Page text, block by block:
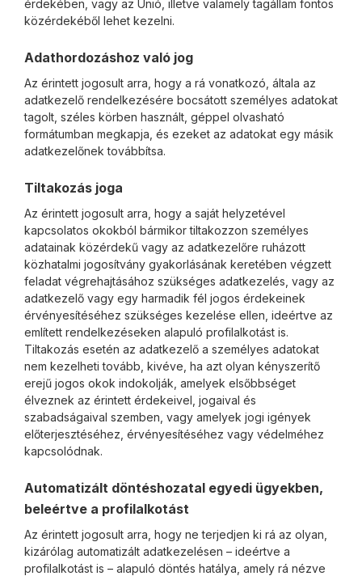
érdekében, vagy az Unió, illetve valamely tagállam fontos
közérdekéből lehet kezelni.
Adathordozáshoz való jog
Az érintett jogosult arra, hogy a rá vonatkozó, általa az
adatkezelő rendelkezésére bocsátott személyes adatokat
tagolt, széles körben használt, géppel olvasható
formátumban megkapja, és ezeket az adatokat egy másik
adatkezelőnek továbbítsa.
Tiltakozás joga
Az érintett jogosult arra, hogy a saját helyzetével
kapcsolatos okokból bármikor tiltakozzon személyes
adatainak közérdekű vagy az adatkezelőre ruházott
közhatalmi jogosítvány gyakorlásának keretében végzett
feladat végrehajtásához szükséges adatkezelés, vagy az
adatkezelő vagy egy harmadik fél jogos érdekeinek
érvényesítéséhez szükséges kezelése ellen, ideértve az
említett rendelkezéseken alapuló profilalkotást is.
Tiltakozás esetén az adatkezelő a személyes adatokat
nem kezelheti tovább, kivéve, ha azt olyan kényszerítő
erejű jogos okok indokolják, amelyek elsőbbséget
élveznek az érintett érdekeivel, jogaival és
szabadságaival szemben, vagy amelyek jogi igények
előterjesztéséhez, érvényesítéséhez vagy védelméhez
kapcsolódnak.
Automatizált döntéshozatal egyedi ügyekben,
beleértve a profilalkotást
Az érintett jogosult arra, hogy ne terjedjen ki rá az olyan,
kizárólag automatizált adatkezelésen – ideértve a
profilalkotást is – alapuló döntés hatálya, amely rá nézve